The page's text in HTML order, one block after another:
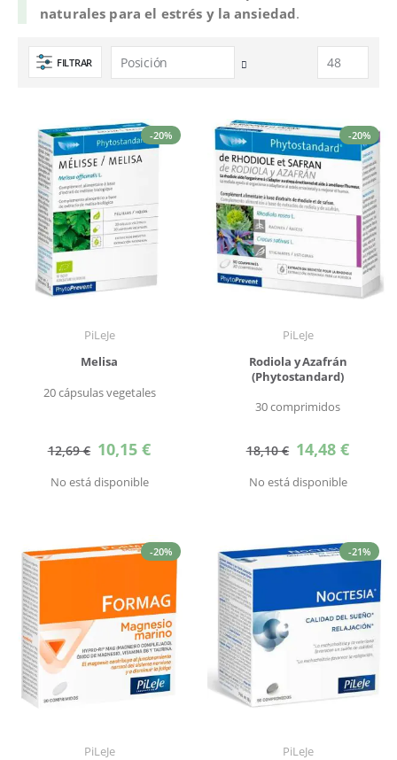
naturales para el estrés y la ansiedad.
FILTRAR
Fijar
-20%
PiLeJe
Melisa
20 cápsulas vegetales
12,69 € Precio
especial
10,15 €
No está disponible
-20%
PiLeJe
Rodiola y Azafrán
(Phytostandard)
30 comprimidos
18,10 € Precio
especial
14,48 €
No está disponible
-20%
PiLeJe
-21%
PiLeJe